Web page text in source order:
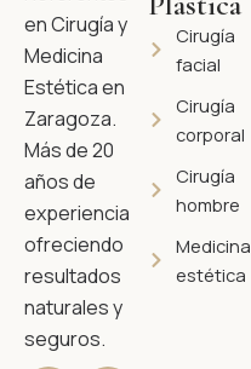
en Cirugía y
Medicina
Estética en
Zaragoza.
Más de 20
años de
experiencia
ofreciendo
resultados
naturales y
seguros.
Cirugía
facial
Cirugía
corporal
Cirugía
hombre
Medicina
estética